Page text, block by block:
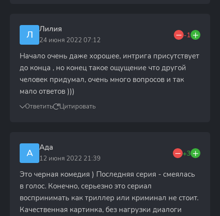
Л Лилия
24 июня 2022 07:12
-1
Начало очень даже хорошее, интрига присутствует
до конца , но конец такое ощущение что другой
человек придумал, очень много вопросов и так
мало ответов )))
Ответить Цитировать
А Ада
12 июня 2022 21:39
+3
Это черная комедия ) Последняя серия - смеялась
в голос. Конечно, серьезно это сериал
воспринимать как триллер или криминал не стоит.
Качественная картинка, без нагрузки диалоги